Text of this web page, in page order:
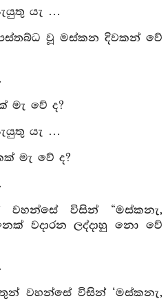
යැ …
වූ මස්කන දිවකන් වේ
මැ වේ ද?
යැ …
මැ වේ ද?
වහන්සේ විසින් “මස්කනැ,
වදාරන ලද්දාහු නො වේ
වහන්සේ විසින් ‘මස්කනැ,